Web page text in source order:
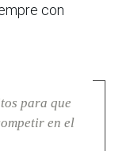
con
para que
en el